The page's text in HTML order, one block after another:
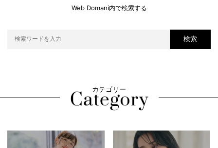
Web Domani内で検索する
検索
カテゴリー